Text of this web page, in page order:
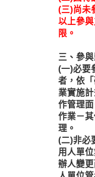
(三)尚未
以上參
限。
三、參
(一)必要
者，依
業實施
作管理
作業－
理。
(二)非必
用人單
辦人變